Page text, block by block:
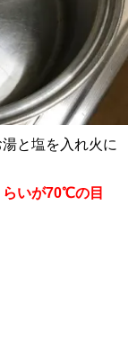
と塩を入れ火に
いが70℃の目